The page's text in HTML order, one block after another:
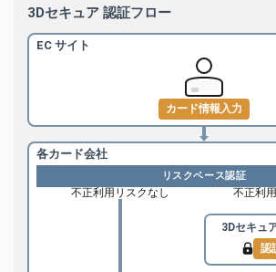
3Dセキュア 認証フロー
EC サイト
カード情報入力
各カード会社
リスクベース認証
不正利用リスクなし 不正利
3Dセキュ
認